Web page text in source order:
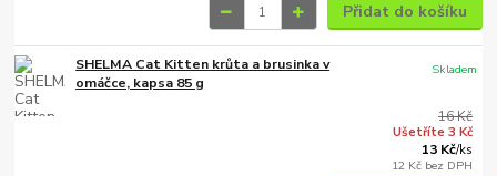
Přidat do košíku
SHELMA Cat Kitten krůta a brusinka v
omáčce, kapsa 85 g
16 Kč
Ušetříte 3 Kč
13 Kč/ks
12 Kč bez DPH
Skladem